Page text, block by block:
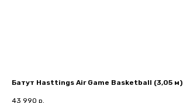
Батут Hasttings Air Game Basketball (3,05 м)
43 990 р.